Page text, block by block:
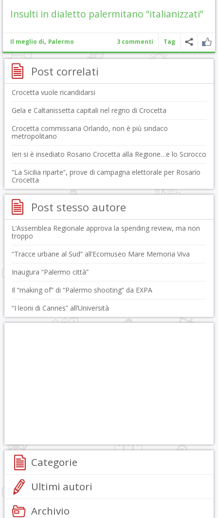
Insulti in dialetto palermitano “italianizzati”
Il meglio di, Palermo 3 commenti Tag
Post correlati
Crocetta vuole ricandidarsi
Gela e Caltanissetta capitali nel regno di Crocetta
Crocetta commissaria Orlando, non è più sindaco
metropolitano
Ieri si è insediato Rosario Crocetta alla Regione…e lo Scirocco
“La Sicilia riparte”, prove di campagna elettorale per Rosario
Crocetta
Post stesso autore
L’Assemblea Regionale approva la spending review, ma non
troppo
“Tracce urbane al Sud” all’Ecomuseo Mare Memoria Viva
Inaugura “Palermo città”
Il “making of” di “Palermo shooting” da EXPA
“I leoni di Cannes” all’Università
Categorie
Ultimi autori
Archivio